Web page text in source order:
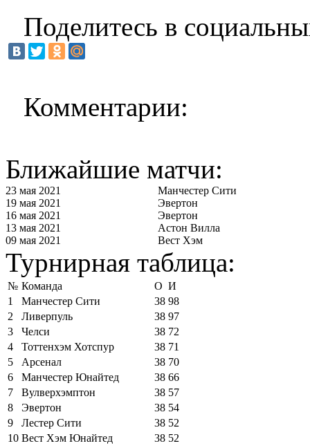
Поделитесь в
Комментарии:
Ближайшие матчи:
23 мая 2021
Манчестер Сити
19 мая 2021
Эвертон
16 мая 2021
Эвертон
13 мая 2021
Астон Вилла
09 мая 2021
Вест Хэм
Турнирная таблица:
№ Команда О И
1
Манчестер Сити 38 98
2
Ливерпуль 38 97
3
Челси 38 72
4
Тоттенхэм Хотспур 38 71
5
Арсенал 38 70
6
Манчестер Юнайтед 38 66
7
Вулверхэмптон 38 57
8
Эвертон 38 54
9
Лестер Сити 38 52
10 Вест Хэм Юнайтед 38 52